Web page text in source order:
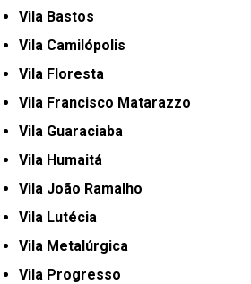
Vila Bastos
Vila Camilópolis
Vila Floresta
Vila Francisco Matarazzo
Vila Guaraciaba
Vila Humaitá
Vila João Ramalho
Vila Lutécia
Vila Metalúrgica
Vila Progresso